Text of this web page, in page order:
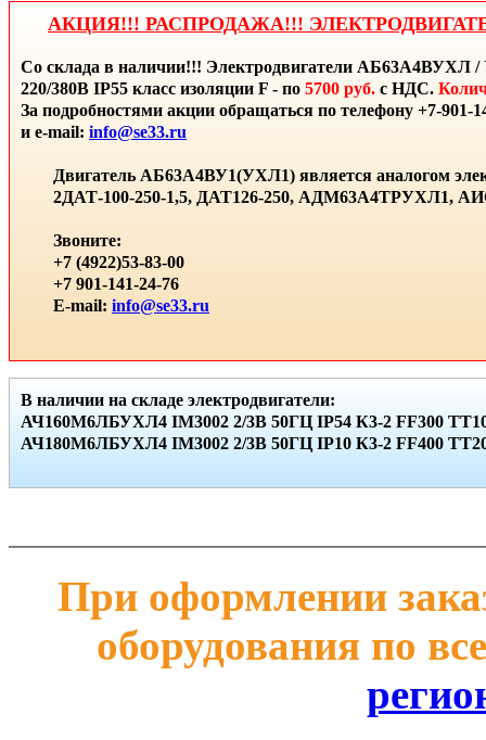
АКЦИЯ!!! РАСПРОДАЖА!!!
Со склада в наличии!!! Электродвигатели АБ63А4ВУХЛ /
220/380В IP55 класс изоляции F - по 5700 руб. с НДС.
За подробностями акции обращаться по телефону +7-901-
и e-mail: info@se33.ru
Двигатель АБ63А4ВУ1(УХЛ1) является аналогом
2ДАТ-100-250-1,5, ДАТ126-250, АДМ63А4ТРУХЛ1,
Звоните:
+7 (4922)53-83-00
+7 901-141-24-76
E-mail: info@se33.ru
В наличии на складе электродвигатели:
АЧ160М6ЛБУХЛ4 IМ3002 2/3В 50ГЦ IР54 К3-2 FF300 ТТ10
АЧ180М6ЛБУХЛ4 IМ3002 2/3В 50ГЦ IР10 К3-2 FF400 ТТ20
При оформлении
оборудования по